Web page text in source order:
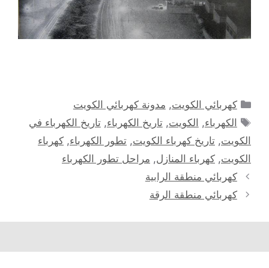
التصنيفات
كهربائي الكويت, مدونة كهربائي الكويت
الوسوم
الكهرباء, الكويت,تاريخ الكهرباء,تاريخ الكهرباء في
الكويت, تاريخ كهرباء الكويت, تطور الكهرباء, كهرباء
الكويت, كهرباء المنازل, مراحل تطور الكهرباء
كهربائي منطقة الرابية
كهربائي منطقة الرقة